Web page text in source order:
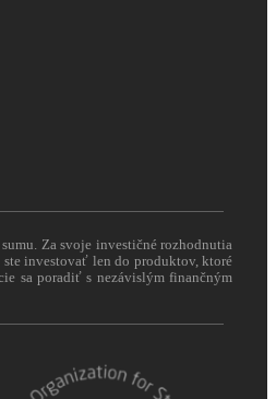
Za svoje investičné rozhodnutia
investovať len do produktov, ktoré
sa poradiť s nezávislým finančným